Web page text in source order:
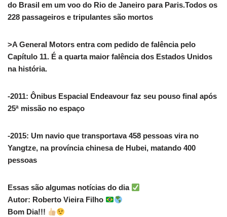
do Brasil em um voo do Rio de Janeiro para Paris.Todos os
228 passageiros e tripulantes são mortos
>A General Motors entra com pedido de falência pelo
Capítulo 11. É a quarta maior falência dos Estados Unidos
na história.
-2011: Ônibus Espacial Endeavour faz seu pouso final após
25ª missão no espaço
-2015: Um navio que transportava 458 pessoas vira no
Yangtze, na província chinesa de Hubei, matando 400
pessoas
Essas são algumas notícias do dia
Autor: Roberto Vieira Filho
Bom Dia!!!